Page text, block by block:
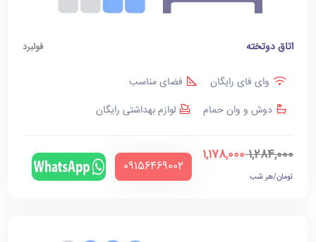
اتاق دوتخته فولبرد
وای فای رایگان
فضای مناسب
دوش و وان حمام
لوازم بهداشتی رایگان
1,284,000
1,178,000
تومان/هر شب
‪09156469002‬